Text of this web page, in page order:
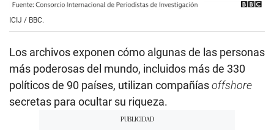
ICIJ / BBC.
Los archivos exponen cómo algunas de las personas
más poderosas del mundo, incluidos más de 330
políticos de 90 países, utilizan compañíasoffshore
secretas para ocultar su riqueza.